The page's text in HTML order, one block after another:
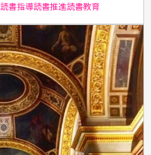
読書指導読書推進読書教育